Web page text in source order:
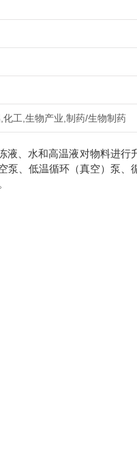
工,生物产业,制药/生物制药
液、水和高温液对物料进行
泵、低温循环（真空）泵、